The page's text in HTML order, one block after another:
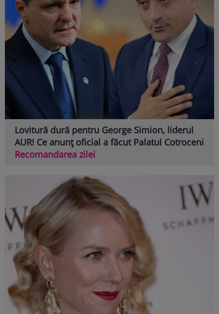
Lovitură dură pentru George Simion, liderul
AUR! Ce anunț oficial a făcut Palatul Cotroceni
Recomandarea zilei